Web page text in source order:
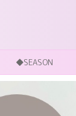
◆SEASON